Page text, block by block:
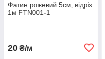
Фатин рожевий 5см, відріз
1м FTN001-1
20 ₴/м